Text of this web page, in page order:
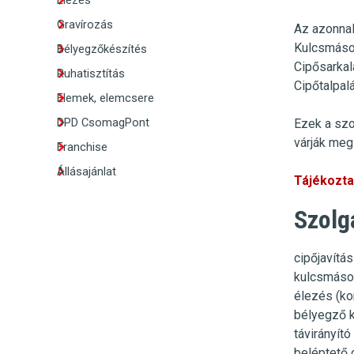
Gravírozás
Bélyegzőkészítés
Ruhatisztítás
Elemek, elemcsere
DPD CsomagPont
Franchise
Állásajánlat
Az
Ezek a
várják
élezés
bélyegző